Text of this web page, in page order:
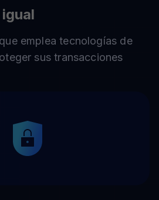
emplea tecnologías de
sus transacciones